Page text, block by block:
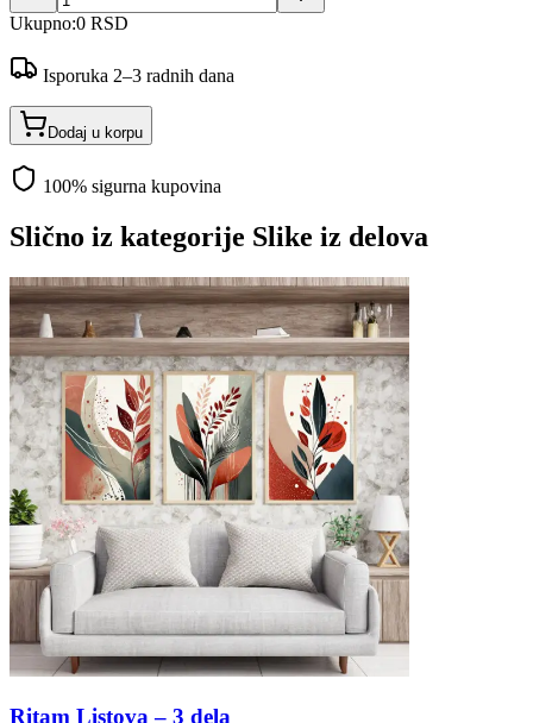
Ukupno:0 RSD
Isporuka 2–3 radnih dana
Dodaj u korpu
100% sigurna kupovina
Slično iz kategorije Slike iz delova
Ritam Listova – 3 dela